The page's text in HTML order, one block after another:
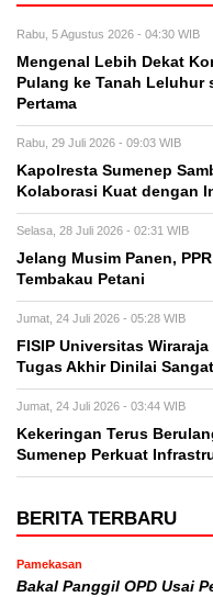
Rabu, 5 Agustus 2026 - 04:30 WIB
Mengenal Lebih Dekat
Pulang ke Tanah Leluhur
Pertama
Rabu, 29 Juli 2026 - 09:03 WIB
Kapolresta Sumenep
Kolaborasi Kuat dengan
Selasa, 28 Juli 2026 - 02:31 WIB
Jelang Musim Panen,
Tembakau Petani
Jumat, 24 Juli 2026 - 05:28 WIB
FISIP Universitas
Tugas Akhir Dinilai
Jumat, 24 Juli 2026 - 03:44 WIB
Kekeringan Terus
Sumenep Perkuat
BERITA TERBARU
Pamekasan
Bakal Panggil OPD Usai